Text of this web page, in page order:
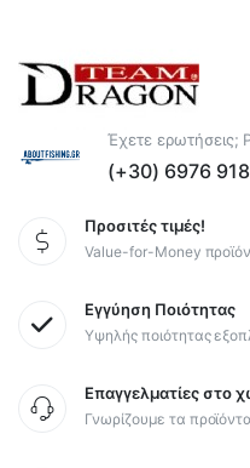
Έχετε ερωτήσεις;
(+30) 6976
Προσιτές τιμές!
Value-for-Money
Εγγύηση Ποιότητας
Υψηλής ποιότητας
Επαγγελματίες στο
Γνωρίζουμε τα